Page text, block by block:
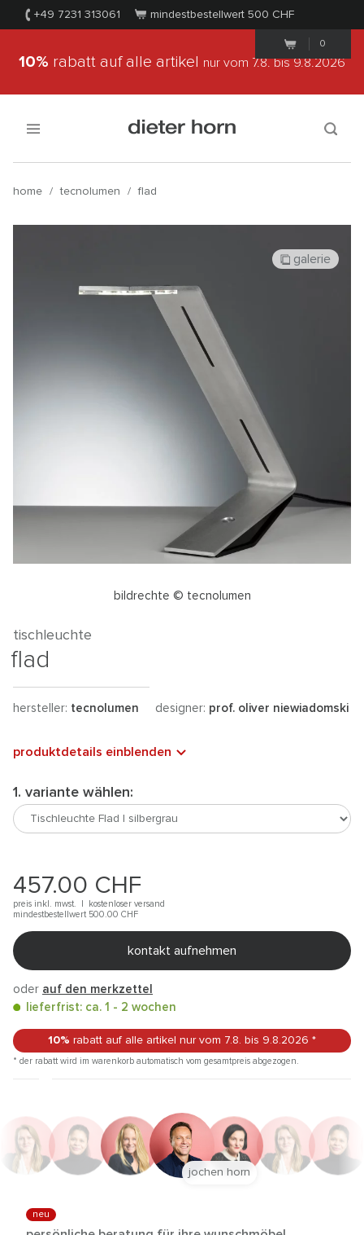
+49 7231 313061 mindestbestellwert 500 CHF
0
10% rabatt auf alle artikel nur vom 7.8.bis 9.8.2026
home / tecnolumen / flad
bildrechte © tecnolumen
galerie
tischleuchte
flad
hersteller: tecnolumen designer: prof. oliver niewiadomski
produktdetails einblenden
1. variante wählen:
457.00 CHF
preis inkl. mwst. |
kostenloser versand
mindestbestellwert 500.00 CHF
kontakt aufnehmen
oder auf den merkzettel
lieferfrist: ca. 1 - 2 wochen
10% rabatt auf alle artikel nur vom 7.8. bis 9.8.2026 *
* der rabatt wird im warenkorb automatisch vom gesamtpreis abgezogen.
neu
jochen horn